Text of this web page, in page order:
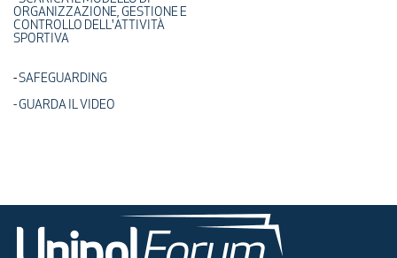
ORGANIZZAZIONE, GESTIONE E
CONTROLLO DELL'ATTIVITÀ
SPORTIVA
-SAFEGUARDING
- GUARDA IL VIDEO